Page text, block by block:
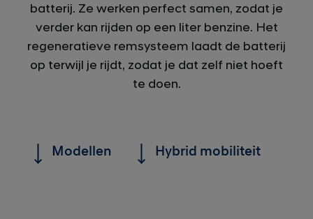
batterij. Ze werken perfect samen, zodat je
verder kan rijden op een liter benzine. Het
regeneratieve remsysteem laadt de batterij
op terwijl je rijdt, zodat je dat zelf niet hoeft
te doen.
Modellen Hybrid mobiliteit